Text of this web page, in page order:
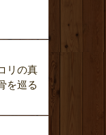
リの真
を巡る